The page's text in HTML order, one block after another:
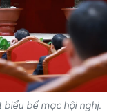
biểu bế mạc hội nghị.